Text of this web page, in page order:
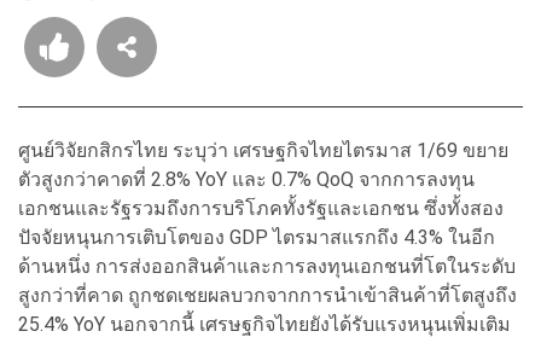
ศูนย์วิจัยกสิกรไทย ระบุว่า เศรษฐกิจไทยไตรมาส 1/69 ขยาย
ตัวสูงกว่าคาดที่ 2.8% YoY และ 0.7% QoQ จากการลงทุน
เอกชนและรัฐรวมถึงการบริโภคทั้งรัฐและเอกชน ซึ่งทั้งสอง
ปัจจัยหนุนการเติบโตของ GDP ไตรมาสแรกถึง 4.3% ในอีก
ด้านหนึ่ง การส่งออกสินค้าและการลงทุนเอกชนที่โตในระดับ
สูงกว่าที่คาด ถูกชดเชยผลบวกจากการนำเข้าสินค้าที่โตสูงถึง
25.4% YoY นอกจากนี้ เศรษฐกิจไทยยังได้รับแรงหนุนเพิ่มเติม